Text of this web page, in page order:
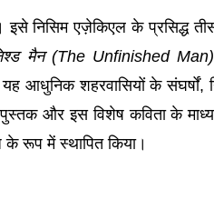
इसे निसिम एज़ेकिएल के प्रसिद्ध
मैन (The Unfinished Man)
आधुनिक शहरवासियों के संघर्षों,
और इस विशेष कविता के
रूप में स्थापित किया।